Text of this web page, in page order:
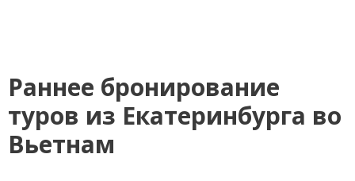
Раннее бронирование
туров из Екатеринбурга во
Вьетнам